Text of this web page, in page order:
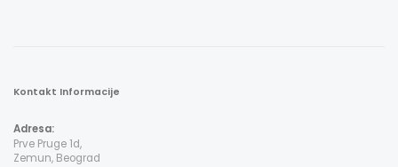
Kontakt Informacije
Adresa:
Prve Pruge 1d,
Zemun, Beograd